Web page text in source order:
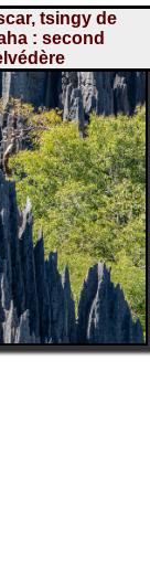
tsingy de
: second